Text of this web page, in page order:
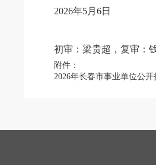
2026年5月6日
初审：梁贵超，复审：
附件：
2026年长春市事业单位公